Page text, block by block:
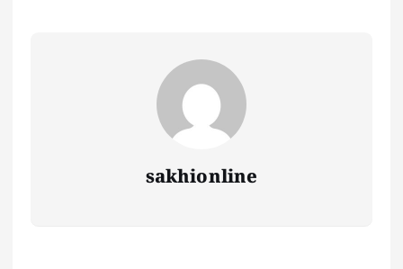
sakhionline